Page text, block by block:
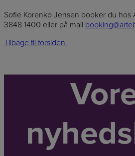
Sofie Korenko Jensen booker du hos
3848 1400 eller på mail
Tilbage til forsiden.